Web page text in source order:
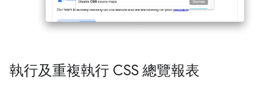
執行及重複執行 CSS 總覽報表